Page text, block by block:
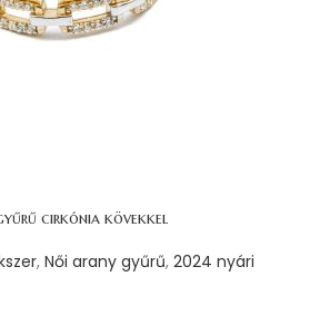
cirkónia kövekkel
, Női arany gyűrű, 2024 nyári